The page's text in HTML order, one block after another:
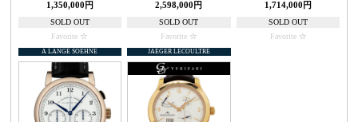
1,350,000円
SOLD OUT
Favorite
2,598,000円
SOLD OUT
Favorite
1,714,000円
SOLD OUT
Favorite
A LANGE SOEHNE JAEGER LECOULTRE